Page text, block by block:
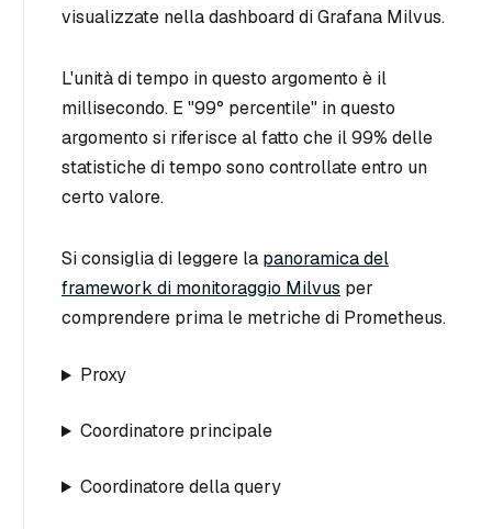
visualizzate nella dashboard di Grafana Milvus.
L'unità di tempo in questo argomento è il
millisecondo. E "99° percentile" in questo
argomento si riferisce al fatto che il 99% delle
statistiche di tempo sono controllate entro un
certo valore.
Si consiglia di leggere la panoramica del
framework di monitoraggio Milvus per
comprendere prima le metriche di Prometheus.
Proxy
Coordinatore principale
Coordinatore della query